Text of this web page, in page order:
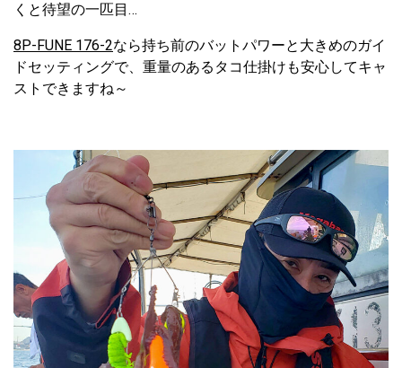
くと待望の一匹目…
8P-FUNE 176-2なら持ち前のバットパワーと大きめのガイ
ドセッティングで、重量のあるタコ仕掛けも安心してキャ
ストできますね～